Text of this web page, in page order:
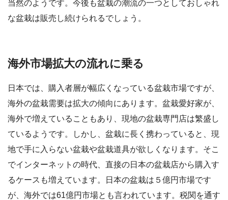
当然のようです。今後も盆栽の潮流の一つとしておしゃれ
な盆栽は販売し続けられるでしょう。
海外市場拡大の流れに乗る
日本では、購入者層が幅広くなっている盆栽市場ですが、
海外の盆栽需要は拡大の傾向にあります。盆栽愛好家が、
海外で増えていることもあり、現地の盆栽専門店は繁盛し
ているようです。しかし、盆栽に長く携わっていると、現
地で手に入らない盆栽や盆栽道具が欲しくなります。そこ
でインターネットの時代、直接の日本の盆栽店から購入す
るケースも増えています。日本の盆栽は５億円市場です
が、海外では61億円市場とも言われています。税関を通す